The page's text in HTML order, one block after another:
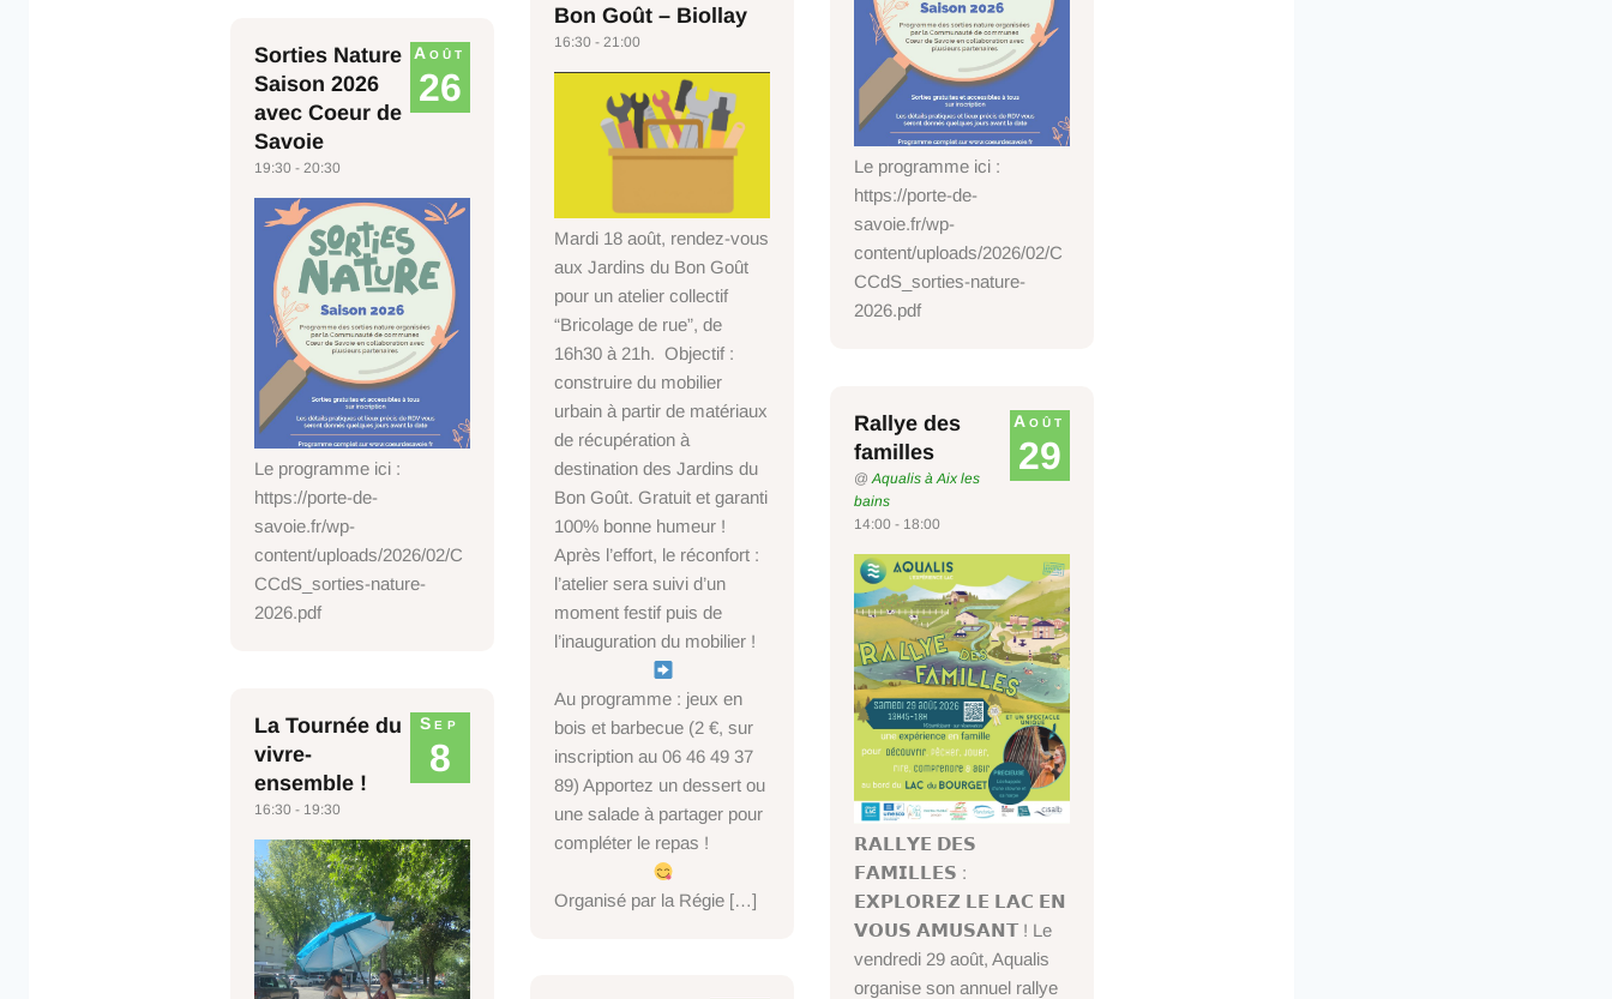
Le programme ici :
https://porte-de-
savoie.fr/wp-
content/uploads/2026/02/C
CCdS_sorties-nature-
2026.pdf
Bon Goût – Biollay
16:30 - 21:00
Mardi 18 août, rendez-vous
aux Jardins du Bon Goût
pour un atelier collectif
“Bricolage de rue”, de
16h30 à 21h. Objectif :
construire du mobilier
urbain à partir de matériaux
de récupération à
destination des Jardins du
Bon Goût. Gratuit et garanti
100% bonne humeur !
Après l’effort, le réconfort :
l’atelier sera suivi d’un
moment festif puis de
l’inauguration du mobilier !
Au programme : jeux en
bois et barbecue (2 €, sur
inscription au 06 46 49 37
89) Apportez un dessert ou
une salade à partager pour
compléter le repas !
Organisé par la Régie […]
Août
26
Sorties Nature
Saison 2026
avec Coeur de
Savoie
19:30 - 20:30
Le programme ici :
https://porte-de-
savoie.fr/wp-
content/uploads/2026/02/C
CCdS_sorties-nature-
2026.pdf
Août
29
Rallye des
familles
@ Aqualis à Aix les
bains
14:00 - 18:00
𝗥𝗔𝗟𝗟𝗬𝗘 𝗗𝗘𝗦
𝗙𝗔𝗠𝗜𝗟𝗟𝗘𝗦 :
𝗘𝗫𝗣𝗟𝗢𝗥𝗘𝗭 𝗟𝗘 𝗟𝗔𝗖 𝗘𝗡
𝗩𝗢𝗨𝗦 𝗔𝗠𝗨𝗦𝗔𝗡𝗧 ! Le
vendredi 29 août, Aqualis
organise son annuel rallye
Sep
8
La Tournée du
vivre-
ensemble !
16:30 - 19:30